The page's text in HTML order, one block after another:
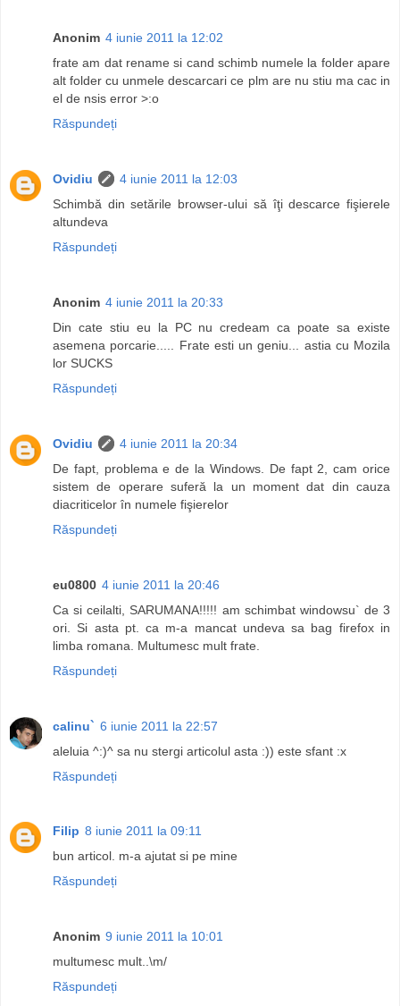
Anonim 4 iunie 2011 la 12:02
frate am dat rename si cand schimb numele la folder apare
alt folder cu unmele descarcari ce plm are nu stiu ma cac in
el de nsis error >:o
Răspundeți
Ovidiu
4 iunie 2011 la 12:03
Schimbă din setările browser-ului să îţi descarce fişierele
altundeva
Răspundeți
Anonim 4 iunie 2011 la 20:33
Din cate stiu eu la PC nu credeam ca poate sa existe
asemena porcarie..... Frate esti un geniu... astia cu Mozila
lor SUCKS
Răspundeți
Ovidiu
4 iunie 2011 la 20:34
De fapt, problema e de la Windows. De fapt 2, cam orice
sistem de operare suferă la un moment dat din cauza
diacriticelor în numele fişierelor
Răspundeți
eu0800 4 iunie 2011 la 20:46
Ca si ceilalti, SARUMANA!!!!! am schimbat windowsu` de 3
ori. Si asta pt. ca m-a mancat undeva sa bag firefox in
limba romana. Multumesc mult frate.
Răspundeți
calinu` 6 iunie 2011 la 22:57
aleluia ^:)^ sa nu stergi articolul asta :)) este sfant :x
Răspundeți
Filip 8 iunie 2011 la 09:11
bun articol. m-a ajutat si pe mine
Răspundeți
Anonim 9 iunie 2011 la 10:01
multumesc mult..\m/
Răspundeți